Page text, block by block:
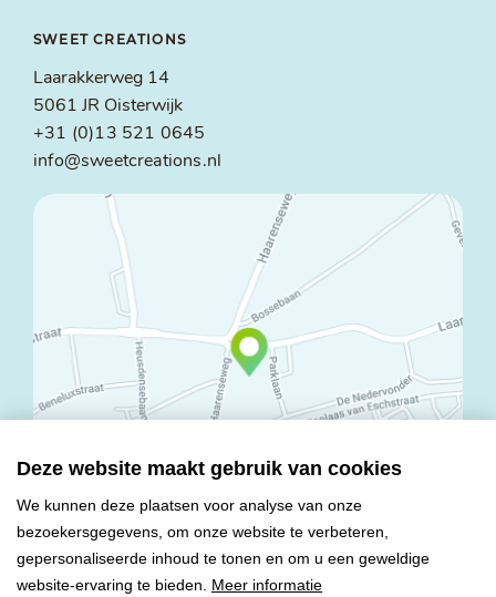
Deze website maakt gebruik van cookies
We kunnen deze plaatsen voor analyse van onze
bezoekersgegevens, om onze website te verbeteren,
gepersonaliseerde inhoud te tonen en om u een geweldige
website-ervaring te bieden. Meer informatie
SWEET CREATIONS
Laarakkerweg 14
5061 JR Oisterwijk
+31 (0)13 521 0645
info@sweetcreations.nl
© Copyright 2026 Mareco Sweet Creations BV
Alle rechten voorbehouden